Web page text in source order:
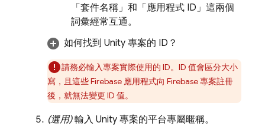
「套件名稱」 和「應用程式 ID」 這兩個
詞彙經常互通。
如何找到 Unity 專案的 ID？
請務必輸入專案實際使用的 ID。ID 值會區分大小
寫，且這些 Firebase 應用程式向 Firebase 專案註冊
後，就無法變更 ID 值。
(選用)輸入 Unity 專案的平台專屬暱稱。